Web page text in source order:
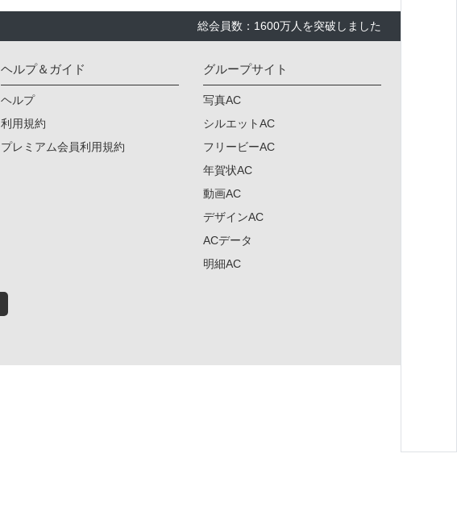
総会員数：1600万人を突破しました
ヘルプ＆ガイド
ヘルプ
利用規約
プレミアム会員利用規約
グループサイト
写真AC
シルエットAC
フリービーAC
年賀状AC
動画AC
デザインAC
ACデータ
明細AC